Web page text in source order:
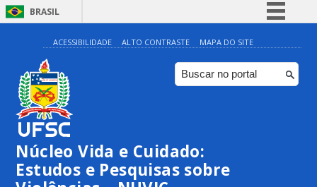
BRASIL
Simplifique!
Comunica BR
Participe
ACESSIBILIDADE ALTO CONTRASTE MAPA DO SITE
Núcleo Vida e Cuidado:
Estudos e Pesquisas sobre